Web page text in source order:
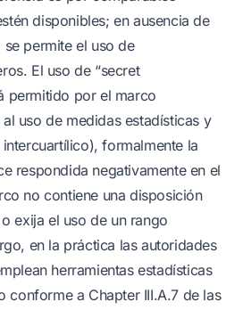
disponibles; en ausencia de
permite el uso de
El uso de “secret
permitido por el marco
uso de medidas estadísticas y
formalmente la
respondida negativamente en el
no contiene una disposición
exija el uso de un rango
en la práctica las autoridades
herramientas estadísticas
conforme a Chapter III.A.7 de las